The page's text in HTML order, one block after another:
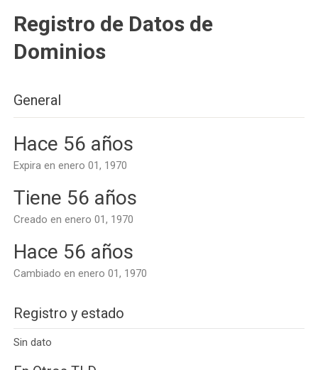
Registro de Datos de
Dominios
General
Hace 56 años
Expira en enero 01, 1970
Tiene 56 años
Creado en enero 01, 1970
Hace 56 años
Cambiado en enero 01, 1970
Registro y estado
Sin dato